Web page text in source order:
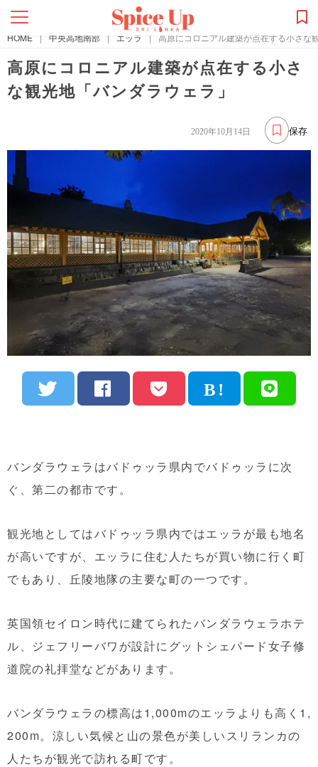
HOME | 中央高地南部 | エッラ | 高原にコロニアル建築が点在する小さな
高原にコロニアル建築が点在する小さ
な観光地「バンダラウェラ」
保存
2020年10月14日
バンダラウェラはバドゥッラ県内でバドゥッラに次
ぐ、第二の都市です。
観光地としてはバドゥッラ県内ではエッラが最も地名
が高いですが、エッラに住む人たちが買い物に行く町
でもあり、丘陵地隊の主要な町の一つです。
英国領セイロン時代に建てられたバンダラウェラホテ
ル、ジェフリーバワが設計にグットシェパード女子修
道院の礼拝堂などがあります。
バンダラウェラの標高は1,000mのエッラよりも高く1,
200m。涼しい気候と山の景色が美しいスリランカの
人たちが観光で訪れる町です。